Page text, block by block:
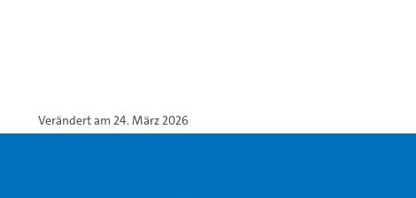
Verändert am 24. März 2026